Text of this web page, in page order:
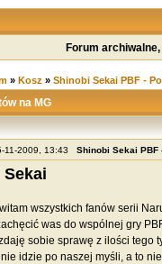
Forum
» Kosz » Shinobi Sekai PBF -
na MG
11-2009, 13:43 Shinobi Sekai PBF
wszystkich fanów serii
was do wspólnej gry
sobie sprawę z ilości tego
idzie po naszej myśli, a to